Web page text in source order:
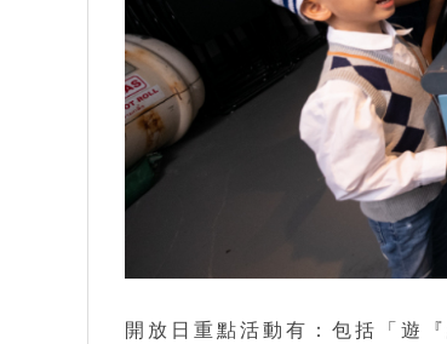
開放日重點活動有：包括「遊